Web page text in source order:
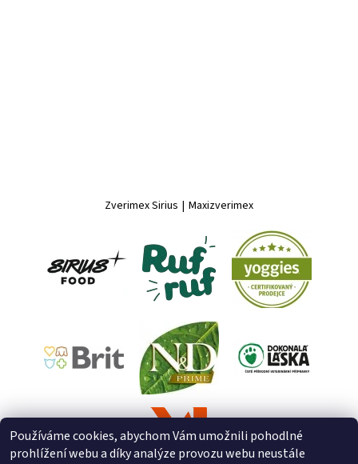
Zverimex Sirius | Maxizverimex
Používáme cookies, abychom Vám umožnili pohodlné
prohlížení webu a díky analýze provozu webu neustále